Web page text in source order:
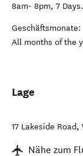
8am- 8pm, 7 Days.
Geschäftsmonate:
All months of the
Lage
17 Lakeside Road,
Nähe zum